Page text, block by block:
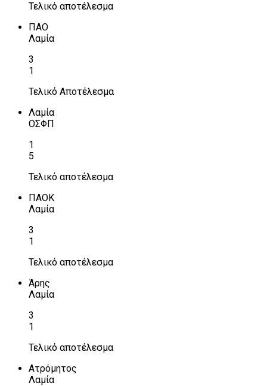
Τελικό αποτέλεσμα
ΠΑΟ
Λαμία
3
1
Τελικό Αποτέλεσμα
Λαμία
ΟΣΦΠ
1
5
Τελικό αποτέλεσμα
ΠΑΟΚ
Λαμία
3
1
Τελικό αποτέλεσμα
Άρης
Λαμία
3
1
Τελικό αποτέλεσμα
Ατρόμητος
Λαμία